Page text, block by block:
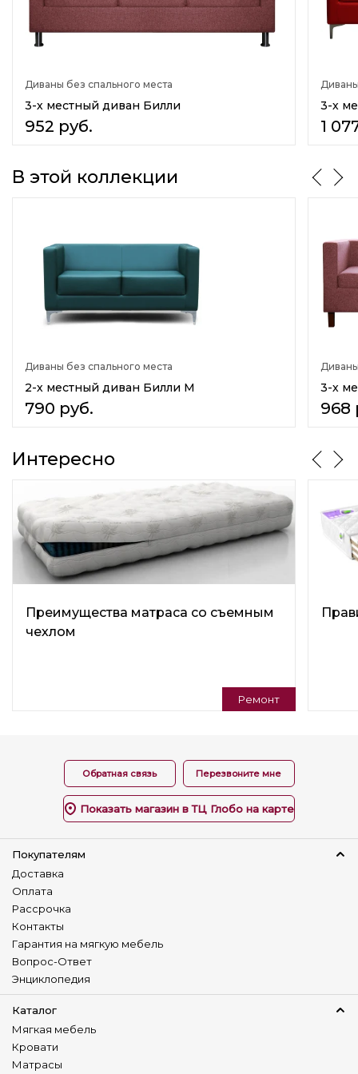
Емкость для постельных принадлежностей
Материал обивки
Ткань
Искусственная кожа(экокожа)
Боковины
Несъемные боковины
Количество сидячих мест
Количество спальных мест
Назначение
В гостиную
В кафе
Для отдыха
Молодёжный
Скандинавский
Подушки в комплекте
Нет
Варианты трансформации
Нераскладной
Регулируемая спинка
Нет
Детский диван
Диваны без спального места
3-х местный диван Билли
952 руб.
3-х
1
В этой коллекции
Диваны без спального места
2-х местный диван Билли М
790 руб.
3-х
968
Интересно
Преимущества матраса со съемным
чехлом
Ремонт
Обратная связь Перезвоните мне
Показать магазин в ТЦ Глобо на карте
Покупателям
Доставка
Оплата
Рассрочка
Контакты
Гарантия на мягкую мебель
Вопрос-Ответ
Энциклопедия
Каталог
Мягкая мебель
Кровати
Матрасы